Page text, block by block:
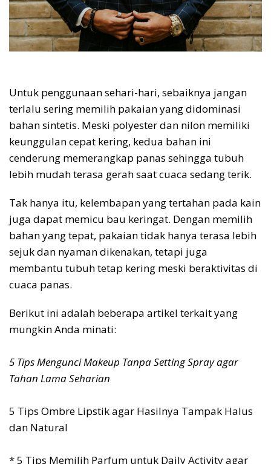
Untuk penggunaan sehari-hari, sebaiknya jangan
terlalu sering memilih pakaian yang didominasi
bahan sintetis. Meski polyester dan nilon memiliki
keunggulan cepat kering, kedua bahan ini
cenderung memerangkap panas sehingga tubuh
lebih mudah terasa gerah saat cuaca sedang terik.
Tak hanya itu, kelembapan yang tertahan pada kain
juga dapat memicu bau keringat. Dengan memilih
bahan yang tepat, pakaian tidak hanya terasa lebih
sejuk dan nyaman dikenakan, tetapi juga
membantu tubuh tetap kering meski beraktivitas di
cuaca panas.
Berikut ini adalah beberapa artikel terkait yang
mungkin Anda minati:
5 Tips Mengunci Makeup Tanpa Setting Spray agar
Tahan Lama Seharian
5 Tips Ombre Lipstik agar Hasilnya Tampak Halus
dan Natural
* 5 Tips Memilih Parfum untuk Daily Activity agar